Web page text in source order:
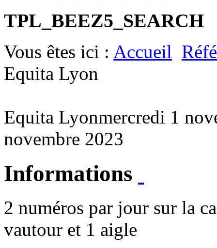
TPL_BEEZ5_SEARCH
Vous êtes ici : Accueil
Equita Lyon
Equita Lyonmercredi 1
novembre 2023
Informations
2 numéros par jour sur la
vautour et 1 aigle